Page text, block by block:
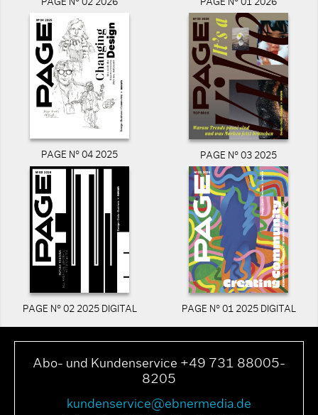
PAGE N° 02 2026 PAGE N° 01 2026
PAGE N° 04 2025 PAGE N° 03 2025
PAGE N° 02 2025 DIGITAL PAGE N° 01 2025 DIGITAL
Abo- und Kundenservice +49 731 88005-
8205
kundenservice@ebnermedia.de